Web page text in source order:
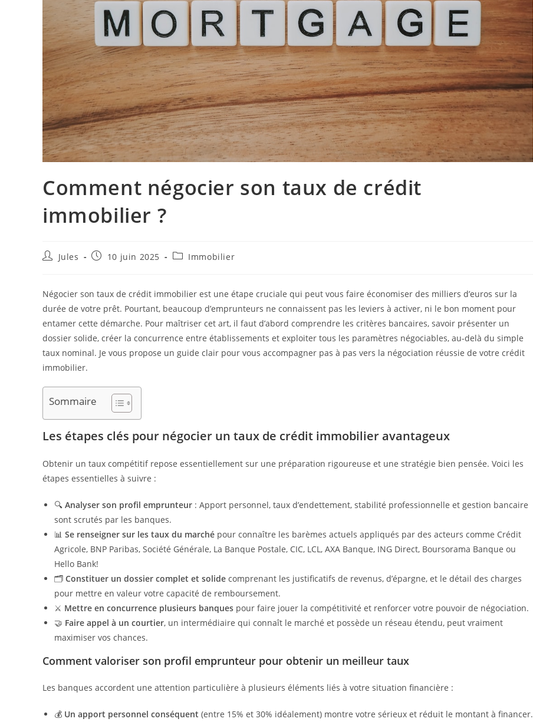
Comment négocier son taux de crédit
immobilier ?
Auteur/autrice
publication :
Jules
Publication
10 juin 2025
PostImmobilier
Négocier son taux de crédit immobilier est une étape cruciale qui peut vous faire économiser des milliers d’euros sur la
durée de votre prêt. Pourtant, beaucoup d’emprunteurs ne connaissent pas les leviers à activer, ni le bon moment pour
entamer cette démarche. Pour maîtriser cet art, il faut d’abord comprendre les critères bancaires, savoir présenter un
dossier solide, créer la concurrence entre établissements et exploiter tous les paramètres négociables, au-delà du simple
taux nominal. Je vous propose un guide clair pour vous accompagner pas à pas vers la négociation réussie de votre crédit
immobilier.
Sommaire
Les étapes clés pour négocier un taux de crédit immobilier avantageux
Obtenir un taux compétitif repose essentiellement sur une préparation rigoureuse et une stratégie bien pensée. Voici les
étapes essentielles à suivre :
🔍 Analyser son profil emprunteur : Apport personnel, taux d’endettement, stabilité professionnelle et gestion bancaire
sont scrutés par les banques.
📊 Se renseigner sur les taux du marché pour connaître les barèmes actuels appliqués par des acteurs comme Crédit
Agricole, BNP Paribas, Société Générale, La Banque Postale, CIC, LCL, AXA Banque, ING Direct, Boursorama Banque ou
Hello Bank!
🗂️ Constituer un dossier complet et solide comprenant les justificatifs de revenus, d’épargne, et le détail des charges
pour mettre en valeur votre capacité de remboursement.
⚔️ Mettre en concurrence plusieurs banques pour faire jouer la compétitivité et renforcer votre pouvoir de négociation.
🤝 Faire appel à un courtier, un intermédiaire qui connaît le marché et possède un réseau étendu, peut vraiment
maximiser vos chances.
Comment valoriser son profil emprunteur pour obtenir un meilleur taux
Les banques accordent une attention particulière à plusieurs éléments liés à votre situation financière :
💰 Un apport personnel conséquent (entre 15% et 30% idéalement) montre votre sérieux et réduit le montant à financer.